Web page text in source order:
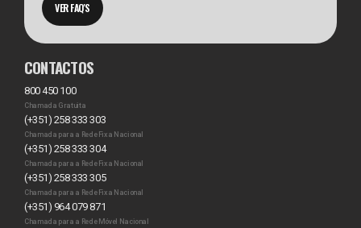
VER FAQ'S
CONTACTOS
800 450 100
Chamada Gratuita
(+351) 258 333 303
Chamada para a Rede Fixa Nacional
(+351) 258 333 304
Chamada para a Rede Fixa Nacional
(+351) 258 333 305
Chamada para a Rede Fixa Nacional
(+351) 964 079 871
Chamada para a Rede Móvel Nacional